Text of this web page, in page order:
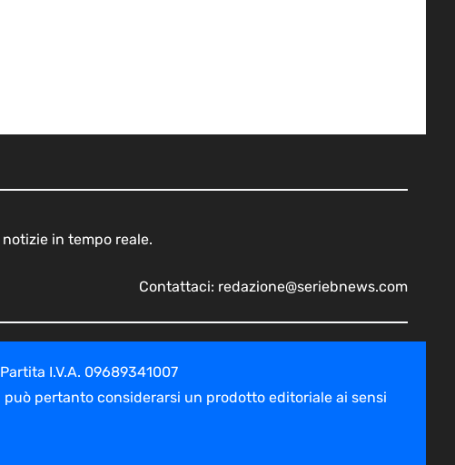
in tempo reale.
Contattaci: redazione@seriebnews.com
I.V.A. 09689341007
pertanto considerarsi un prodotto editoriale ai sensi